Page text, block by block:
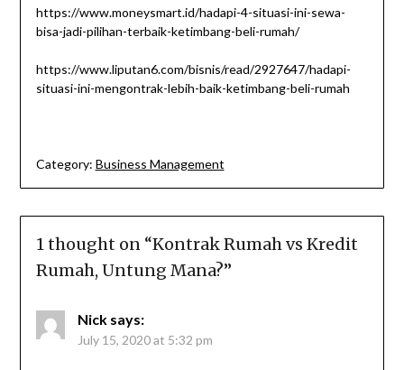
https://www.moneysmart.id/hadapi-4-situasi-ini-sewa-
bisa-jadi-pilihan-terbaik-ketimbang-beli-rumah/
https://www.liputan6.com/bisnis/read/2927647/hadapi-
situasi-ini-mengontrak-lebih-baik-ketimbang-beli-rumah
Category: Business Management
1 thought on “Kontrak Rumah vs Kredit
Rumah, Untung Mana?”
Nick says:
July 15, 2020 at 5:32 pm